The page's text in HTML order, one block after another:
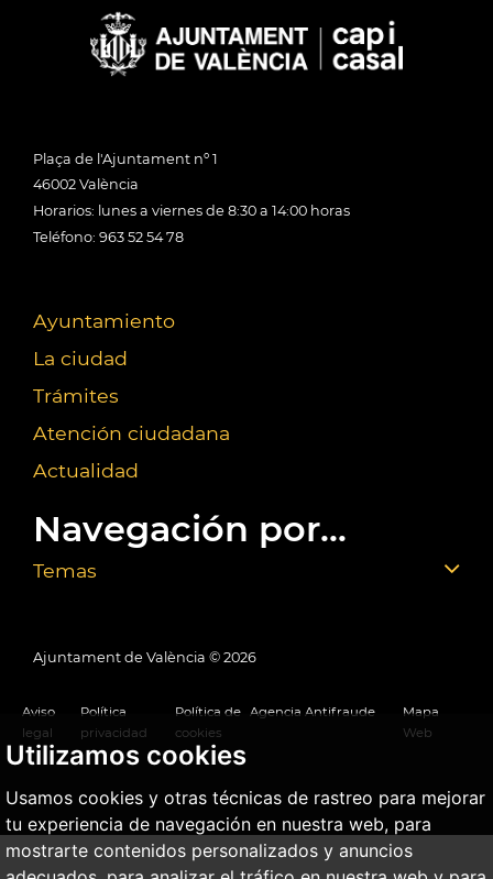
Utilizamos cookies
Usamos cookies y otras técnicas de rastreo para mejorar
tu experiencia de navegación en nuestra web, para
mostrarte contenidos personalizados y anuncios
Plaça de l'Ajuntament nº 1
46002 València
Horarios: lunes a viernes de 8:30 a 14:00 horas
Teléfono: 963 52 54 78
Ayuntamiento
La ciudad
Trámites
Atención ciudadana
Actualidad
Navegación por...
Temas
Ajuntament de València © 2026
Aviso
legal
Política
privacidad
Política de
cookies
Agencia Antifraude
Mapa
Web